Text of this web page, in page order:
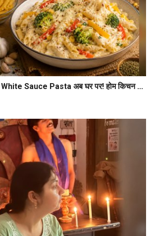
Sauce Pasta अब घर पर! होम किचन ...